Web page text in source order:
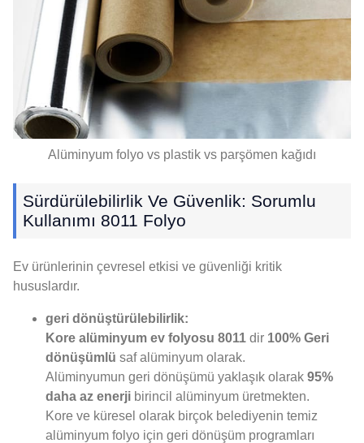
Alüminyum folyo vs plastik vs parşömen kağıdı
Sürdürülebilirlik Ve Güvenlik: Sorumlu
Kullanımı 8011 Folyo
Ev ürünlerinin çevresel etkisi ve güvenliği kritik
hususlardır.
geri dönüştürülebilirlik:
Kore alüminyum ev folyosu 8011 dir 100% Geri
dönüşümlü saf alüminyum olarak.
Alüminyumun geri dönüşümü yaklaşık olarak 95%
daha az enerji birincil alüminyum üretmekten.
Kore ve küresel olarak birçok belediyenin temiz
alüminyum folyo için geri dönüşüm programları